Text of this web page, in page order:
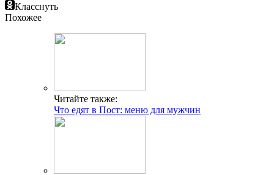
Класснуть
Похожее
Читайте также:
Что едят в Пост: меню для мужчин